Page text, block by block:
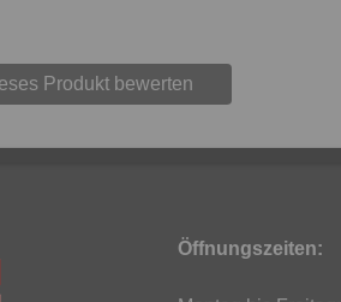
Produkt bewerten
Öffnungszeiten: